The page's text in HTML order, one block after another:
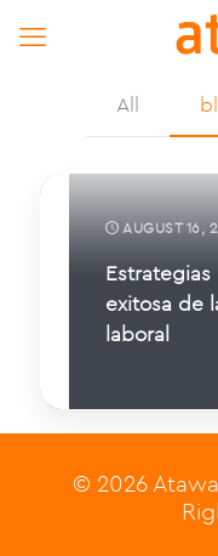
All
AUGUST 16,
Estrategias
exitosa de
laboral
© 2026